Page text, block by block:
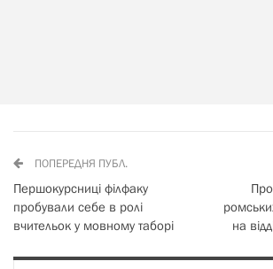
ПОПЕРЕДНЯ ПУБЛ.
Першокурсниці філфаку
пробували себе в ролі
вчительок у мовному таборі
на